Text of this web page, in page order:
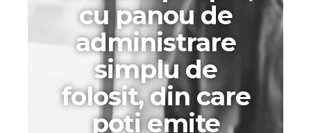
cu panou de
administrare
simplu de
folosit, din care
poți emite